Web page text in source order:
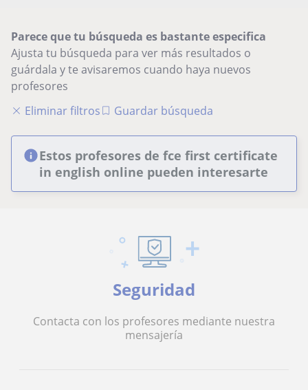
Parece que tu búsqueda es bastante especifica
Ajusta tu búsqueda para ver más resultados o
guárdala y te avisaremos cuando haya nuevos
profesores
Eliminar filtros
Guardar búsqueda
Estos profesores de fce first certificate
in english online pueden interesarte
Seguridad
Contacta con los profesores mediante nuestra
mensajería